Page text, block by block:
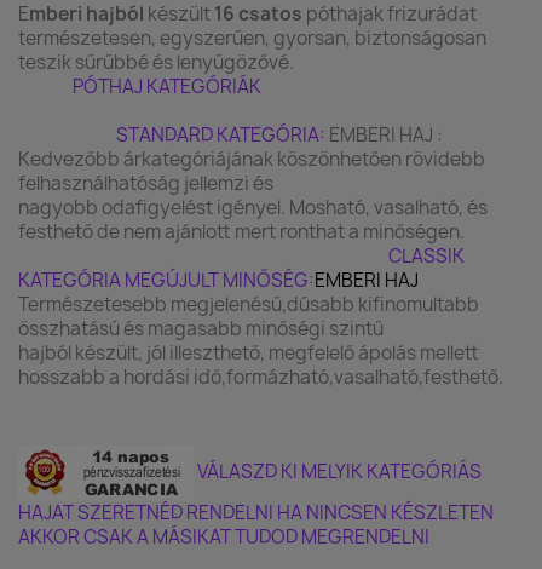
Emberi hajból készült16 csatos póthajak frizurádat
természetesen, egyszerűen, gyorsan, biztonságosan
teszik sűrűbbé és lenyűgözővé.
PÓTHAJ KATEGÓRIÁK
STANDARD KATEGÓRIA: EMBERI HAJ :
Kedvezőbb árkategóriájának köszönhetően rövidebb
felhasználhatóság jellemzi és
nagyobb odafigyelést igényel. Mosható, vasalható, és
festhető de nem ajánlott mert ronthat a minőségen.
CLASSIK
KATEGÓRIA MEGÚJULT MINŐSÉG:EMBERI HAJ
Természetesebb megjelenésű,dúsabb kifinomultabb
összhatású és magasabb minőségi szintű
hajból készült, jól illeszthető, megfelelő ápolás mellett
hosszabb a hordási idő,formázható,vasalható,festhető.
VÁLASZD KI MELYIK KATEGÓRIÁS
HAJAT SZERETNÉD RENDELNI HA NINCSEN KÉSZLETEN
AKKOR CSAK A MÁSIKAT TUDOD MEGRENDELNI